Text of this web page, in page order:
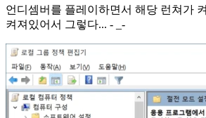
언디셈버를 플레이하면서 해당 런쳐가
켜져있어서 그렇다... - _-